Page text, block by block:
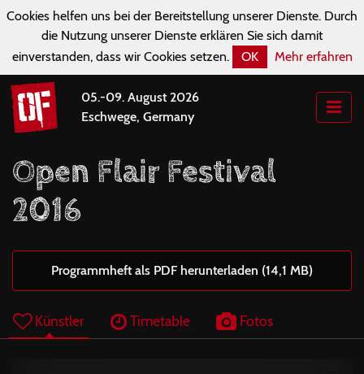
Cookies helfen uns bei der Bereitstellung unserer Dienste. Durch
die Nutzung unserer Dienste erklären Sie sich damit
einverstanden, dass wir Cookies setzen.
OK Mehr erfahren
05.-09. August 2026
Eschwege, Germany
Open Flair Festival
2016
Programmheft als PDF herunterladen (14,1 MB)
Künstler Timetable Fotos